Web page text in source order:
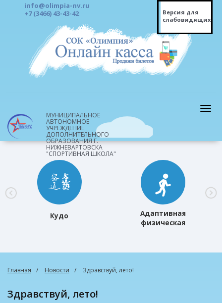
info@olimpia-nv.ru
+7 (3466) 43-43-42
Версия для
слабовидящих
МУНИЦИПАЛЬНОЕ
АВТОНОМНОЕ
УЧРЕЖДЕНИЕ
ДОПОЛНИТЕЛЬНОГО
ОБРАЗОВАНИЯ Г.
НИЖНЕВАРТОВСКА
"СПОРТИВНАЯ ШКОЛА"
Кудо
Адаптивная
физическая
Главная Новости Здравствуй, лето!
Здравствуй, лето!